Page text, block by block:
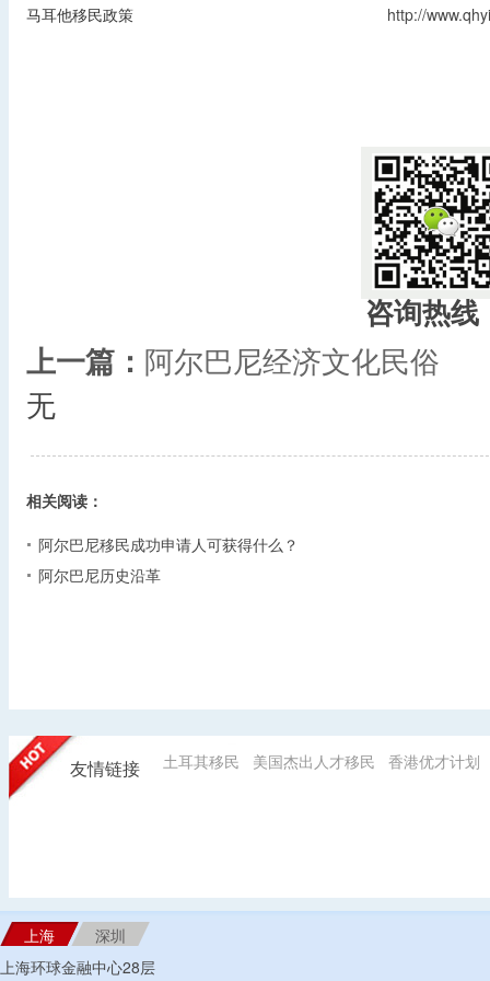
马耳他移民政策 http://
咨询热线
上一篇： 阿尔巴尼经济文化民俗
无
相关阅读：
阿尔巴尼移民成功申请人可获得什么？
阿尔巴尼历史沿革
友情链接 土耳其移民 美国杰出人才移民 香港优才计划
上海
深圳
上海环球金融中心28层